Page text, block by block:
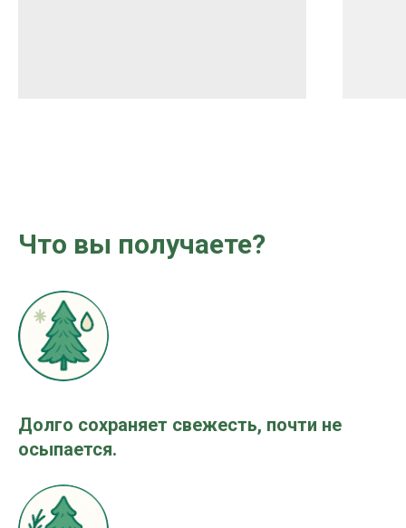
Что вы получаете?
Долго сохраняет свежесть, почти не
осыпается.